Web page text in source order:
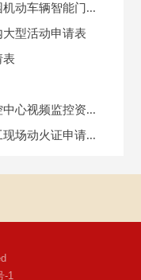
机动车辆智能门...
型活动申请表
表
心视频监控资...
场动火证申请...
-1